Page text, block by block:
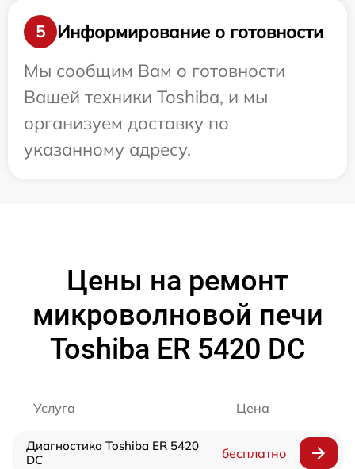
5
Информирование о готовности
Мы сообщим Вам о готовности
Вашей техники Toshiba, и мы
организуем доставку по
указанному адресу.
Цены на ремонт
микроволновой печи
Toshiba ER 5420 DC
Услуга Цена
Диагностика Toshiba ER 5420
DC
бесплатно